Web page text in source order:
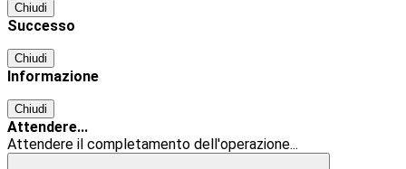
Chiudi
Successo
Chiudi
Informazione
Chiudi
Attendere...
Attendere il completamento dell'operazione...